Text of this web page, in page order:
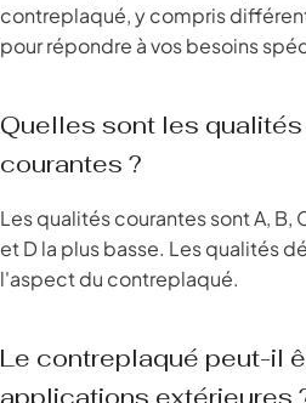
contreplaqué, y compris
pour répondre à vos besoins
Quelles sont les
courantes ?
Les qualités courantes sont A, B,
et D la plus basse. Les qualités
l'aspect du contreplaqué.
Le contreplaqué peut-il